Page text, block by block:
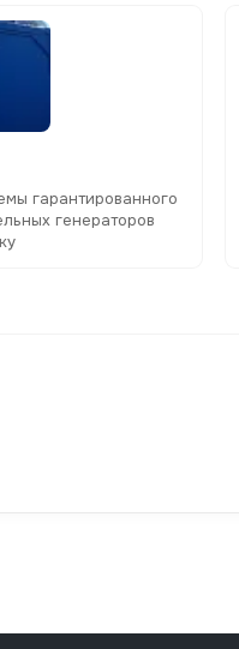
гарантированного
генераторов